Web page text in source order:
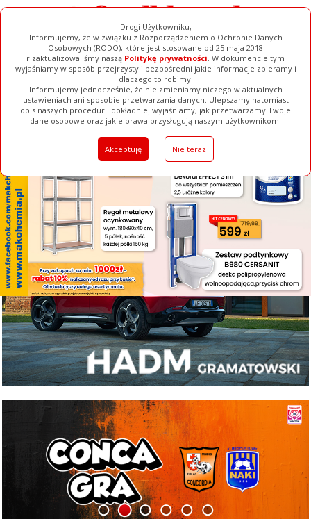
Drogi Użytkowniku,
Informujemy, że w związku z Rozporządzeniem o Ochronie Danych
Osobowych (RODO), które jest stosowane od 25 maja 2018
r.zaktualizowaliśmy naszą Politykę prywatności. W dokumencie tym
wyjaśniamy w sposób przejrzysty i bezpośredni jakie informacje zbieramy i
dlaczego to robimy.
Informujemy jednocześnie, że nie zmieniamy niczego w aktualnych
ustawieniach ani sposobie przetwarzania danych. Ulepszamy natomiast
opis naszych procedur i dokładniej wyjaśniamy, jak przetwarzamy Twoje
dane osobowe oraz jakie prawa przysługują naszym użytkownikom.
Akceptuję Nie teraz
[ ZAMKNIJ ]
Ogłoszenia Filmy Galerie Baza Firm Pełna Wersja
1 2 3 4 5 6